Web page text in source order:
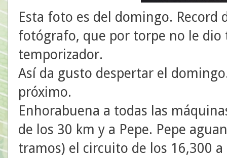
Esta foto es del domingo. Record
fotógrafo, que por torpe no le dio
temporizador.
Así da gusto despertar el
próximo.
Enhorabuena a todas las
de los 30 km y a Pepe. Pepe
tramos) el circuito de los 16,300